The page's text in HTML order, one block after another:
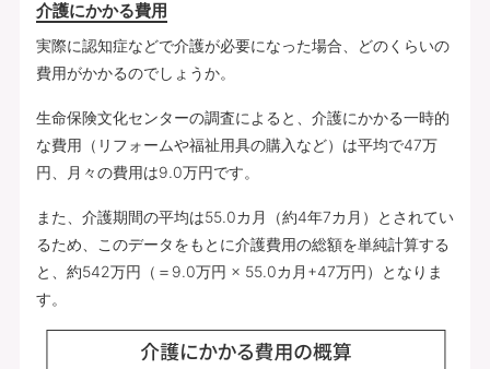
介護にかかる費用
実際に認知症などで介護が必要になった場合、どのくらいの
費用がかかるのでしょうか。
生命保険文化センターの調査によると、介護にかかる一時的
な費用（リフォームや福祉用具の購入など）は平均で47万
円、月々の費用は9.0万円です。
また、介護期間の平均は55.0カ月（約4年7カ月）とされてい
るため、このデータをもとに介護費用の総額を単純計算する
と、約542万円（＝9.0万円 × 55.0カ月+47万円）となりま
す。